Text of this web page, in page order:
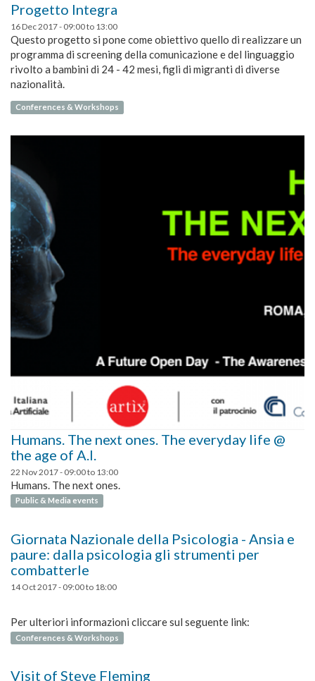
Progetto Integra
16 Dec 2017 - 09:00to 13:00
Questo progetto si pone come obiettivo quello di realizzare un
programma di screening della comunicazione e del linguaggio
rivolto a bambini di 24 - 42 mesi, figli di migranti di diverse
nazionalità.
Conferences & Workshops
Humans. The next ones. The everyday life @
the age of A.I.
22 Nov 2017 - 09:00to 13:00
Humans. The next ones.
Public & Media events
Giornata Nazionale della Psicologia - Ansia e
paure: dalla psicologia gli strumenti per
combatterle
14 Oct 2017 - 09:00to 18:00
Per ulteriori informazioni cliccare sul seguente link:
Conferences & Workshops
Visit of Steve Fleming